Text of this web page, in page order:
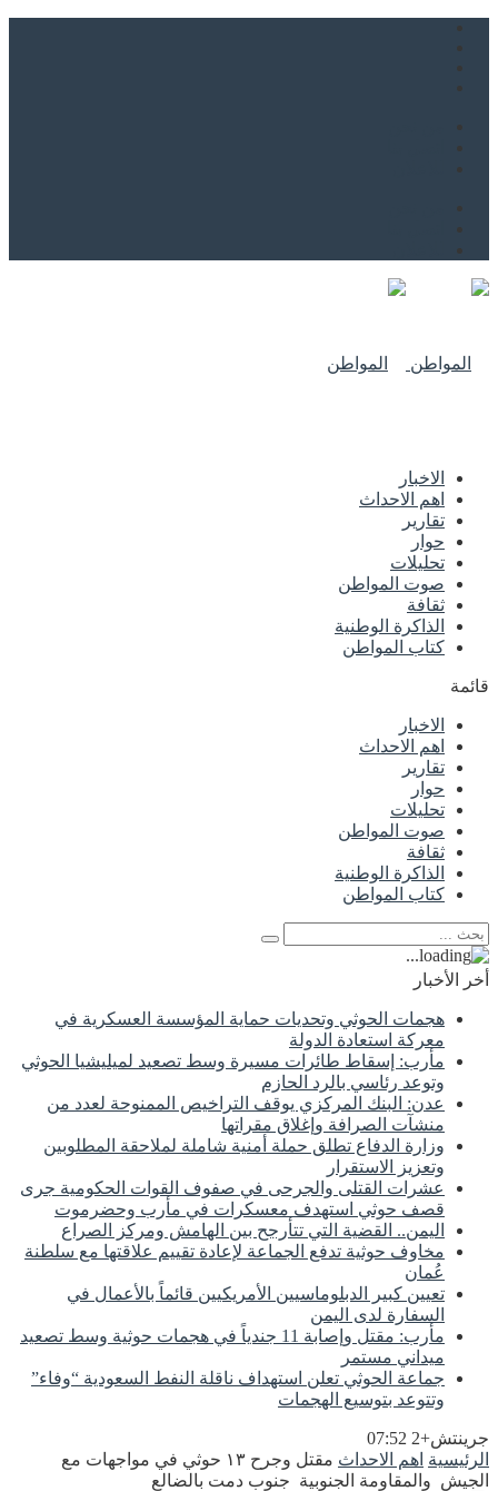
الاخبار
اهم الاحداث
تقارير
حوار
تحليلات
صوت المواطن
ثقافة
الذاكرة الوطنية
كتاب المواطن
قائمة
الاخبار
اهم الاحداث
تقارير
حوار
تحليلات
صوت المواطن
ثقافة
الذاكرة الوطنية
كتاب المواطن
أخر الأخبار
هجمات الحوثي وتحديات حماية المؤسسة العسكرية في
معركة استعادة الدولة
مأرب: إسقاط طائرات مسيرة وسط تصعيد لميليشيا الحوثي
وتوعد رئاسي بالرد الحازم
عدن: البنك المركزي يوقف التراخيص الممنوحة لعدد من
منشآت الصرافة وإغلاق مقراتها
وزارة الدفاع تطلق حملة أمنية شاملة لملاحقة المطلوبين
وتعزيز الاستقرار
عشرات القتلى والجرحى في صفوف القوات الحكومية جرى
قصف حوثي استهدف معسكرات في مأرب وحضرموت
اليمن.. القضية التي تتأرجح بين الهامش ومركز الصراع
مخاوف حوثية تدفع الجماعة لإعادة تقييم علاقتها مع سلطنة
عُمان
تعيين كبير الدبلوماسيين الأمريكيين قائماً بالأعمال في
السفارة لدى اليمن
مأرب: مقتل وإصابة 11 جندياً في هجمات حوثية وسط تصعيد
ميداني مستمر
جماعة الحوثي تعلن استهداف ناقلة النفط السعودية “وفاء”
وتتوعد بتوسيع الهجمات
جرينتش+2 07:52
الرئيسية اهم الاحداث
مقتل وجرح ١٣ حوثي في مواجهات مع
الجيش والمقاومة الجنوبية جنوب دمت بالضالع